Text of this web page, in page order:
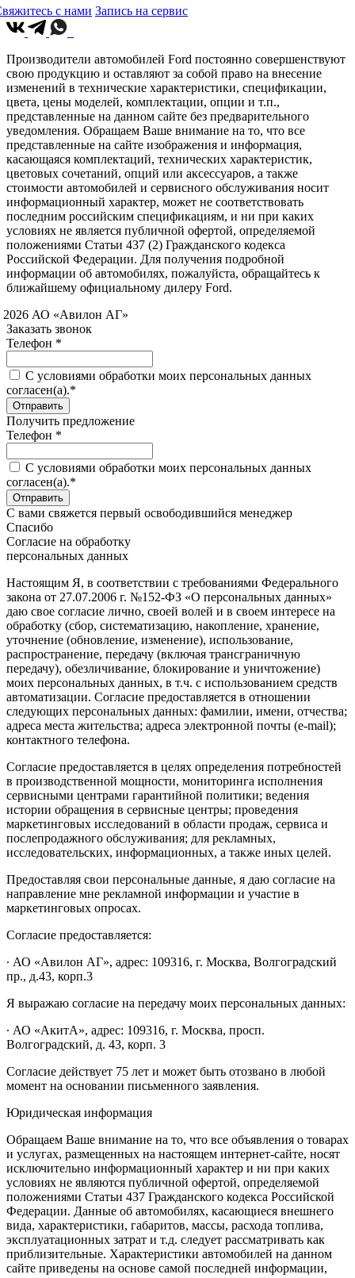
с нами Запись на сервис
Производители автомобилей Ford постоянно совершенствуют
свою продукцию и оставляют за собой право на внесение
изменений в технические характеристики, спецификации,
цвета, цены моделей, комплектации, опции и т.п.,
представленные на данном сайте без предварительного
уведомления. Обращаем Ваше внимание на то, что все
представленные на сайте изображения и информация,
касающаяся комплектаций, технических характеристик,
цветовых сочетаний, опций или аксессуаров, а также
стоимости автомобилей и сервисного обслуживания носит
информационный характер, может не соответствовать
последним российским спецификациям, и ни при каких
условиях не является публичной офертой, определяемой
положениями Статьи 437 (2) Гражданского кодекса
Российской Федерации. Для получения подробной
информации об автомобилях, пожалуйста, обращайтесь к
ближайшему официальному дилеру Ford.
АО «Авилон АГ»
Заказать звонок
Телефон *
C условиями обработки моих персональных данных
согласен(а).*
Получить предложение
Телефон *
C условиями обработки моих персональных данных
согласен(а).*
С вами свяжется первый освободившийся менеджер
Спасибо
Согласие на обработку
персональных данных
Настоящим Я, в соответствии с требованиями Федерального
закона от 27.07.2006 г. №152-ФЗ «О персональных данных»
даю свое согласие лично, своей волей и в своем интересе на
обработку (сбор, систематизацию, накопление, хранение,
уточнение (обновление, изменение), использование,
распространение, передачу (включая трансграничную
передачу), обезличивание, блокирование и уничтожение)
моих персональных данных, в т.ч. с использованием средств
автоматизации. Согласие предоставляется в отношении
следующих персональных данных: фамилии, имени, отчества;
адреса места жительства; адреса электронной почты (e-mail);
контактного телефона.
Согласие предоставляется в целях определения потребностей
в производственной мощности, мониторинга исполнения
сервисными центрами гарантийной политики; ведения
истории обращения в сервисные центры; проведения
маркетинговых исследований в области продаж, сервиса и
послепродажного обслуживания; для рекламных,
исследовательских, информационных, а также иных целей.
Предоставляя свои персональные данные, я даю согласие на
направление мне рекламной информации и участие в
маркетинговых опросах.
Согласие предоставляется:
∙ АО «Авилон АГ», адрес: 109316, г. Москва, Волгоградский
пр., д.43, корп.3
Я выражаю согласие на передачу моих персональных данных:
∙ АО «АкитА», адрес: 109316, г. Москва, просп.
Волгоградский, д. 43, корп. 3
Согласие действует 75 лет и может быть отозвано в любой
момент на основании письменного заявления.
Юридическая информация
Обращаем Ваше внимание на то, что все объявления о товарах
и услугах, размещенных на настоящем интернет-сайте, носят
исключительно информационный характер и ни при каких
условиях не являются публичной офертой, определяемой
положениями Статьи 437 Гражданского кодекса Российской
Федерации. Данные об автомобилях, касающиеся внешнего
вида, характеристики, габаритов, массы, расхода топлива,
эксплуатационных затрат и т.д. следует рассматривать как
приблизительные. Характеристики автомобилей на данном
сайте приведены на основе самой последней информации,